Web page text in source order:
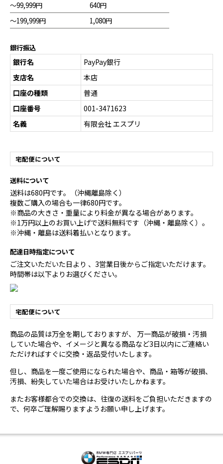
～99,999円
～199,999円
640円
1,080円
銀行振込
銀行名
PayPay銀行
支店名
本店
口座の種類
普通
口座番号
001-3471623
名義
有限会社 エスプリ
宅配便について
送料について
送料は680円です。（沖縄離島除く）
複数ご購入の場合も一律680円です。
※商品の大きさ・重量により料金が異なる場合があります。
※1万円以上のお買い上げで送料無料です（沖縄・離島除く）。
※沖縄・離島は送料着払いとなります。
配達日時指定について
ご注文いただいた日より 、3営業日後からご指定いただけます。
時間帯は以下よりお選びください。
宅配便について
商品の品質は万全を期しておりますが、 万一商品が破損・汚損
していた場合や、イメージと異なる商品など3日以内にご連絡い
ただければすぐに交換・返品受付いたします。
但し、商品を一度ご使用になられた場合や、商品・箱等が破損、
汚損、紛失していた場合はお受けいたしかねます。
またお客様都合での交換は、往復の送料をご負担いただきますの
で、何卒ご理解賜りますようお願い申し上げます。